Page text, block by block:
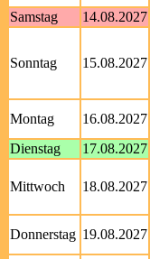
Samstag
14.08.2027
Sonntag 15.08.2027
Montag
16.08.2027
Dienstag
17.08.2027
Mittwoch 18.08.2027
Donnerstag 19.08.2027